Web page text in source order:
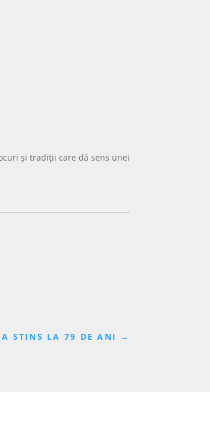
și tradiții care dă sens unei
STINS LA 79 DE ANI →